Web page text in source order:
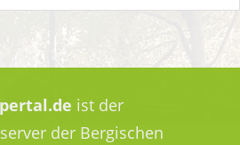
ist der
der Bergischen